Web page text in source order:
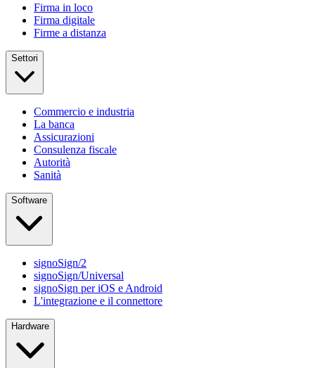
Firma in loco
Firma digitale
Firme a distanza
Settori
Commercio e industria
La banca
Assicurazioni
Consulenza fiscale
Autorità
Sanità
Software
signoSign/2
signoSign/Universal
signoSign per iOS e Android
L'integrazione e il connettore
Hardware